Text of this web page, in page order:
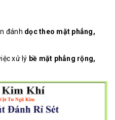
đánh dọc theo mặt phẳng,
xử lý bề mặt phẳng rộng,